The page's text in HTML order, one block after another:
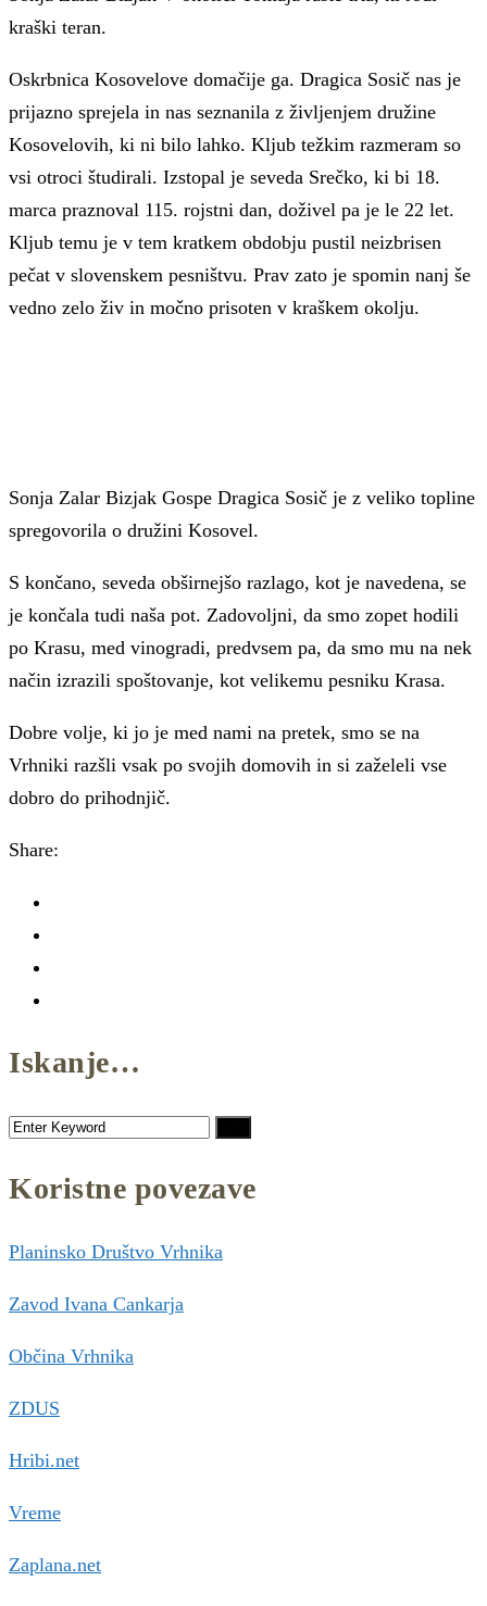
kraški teran.
Oskrbnica Kosovelove domačije ga. Dragica Sosič nas je
prijazno sprejela in nas seznanila z življenjem družine
Kosovelovih, ki ni bilo lahko. Kljub težkim razmeram so
vsi otroci študirali. Izstopal je seveda Srečko, ki bi 18.
marca praznoval 115. rojstni dan, doživel pa je le 22 let.
Kljub temu je v tem kratkem obdobju pustil neizbrisen
pečat v slovenskem pesništvu. Prav zato je spomin nanj še
vedno zelo živ in močno prisoten v kraškem okolju.
Sonja Zalar Bizjak Gospe Dragica Sosič je z veliko topline
spregovorila o družini Kosovel.
S končano, seveda obširnejšo razlago, kot je navedena, se
je končala tudi naša pot. Zadovoljni, da smo zopet hodili
po Krasu, med vinogradi, predvsem pa, da smo mu na nek
način izrazili spoštovanje, kot velikemu pesniku Krasa.
Dobre volje, ki jo je med nami na pretek, smo se na
Vrhniki razšli vsak po svojih domovih in si zaželeli vse
dobro do prihodnjič.
Share:
Iskanje…
Koristne povezave
Planinsko Društvo Vrhnika
Zavod Ivana Cankarja
Občina Vrhnika
ZDUS
Hribi.net
Vreme
Zaplana.net